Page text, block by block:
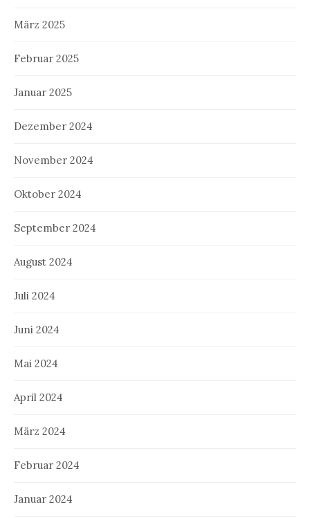
März 2025
Februar 2025
Januar 2025
Dezember 2024
November 2024
Oktober 2024
September 2024
August 2024
Juli 2024
Juni 2024
Mai 2024
April 2024
März 2024
Februar 2024
Januar 2024